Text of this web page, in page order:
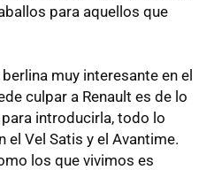
para aquellos que
muy interesante en el
culpar a Renault es de lo
introducirla, todo lo
Vel Satis y el Avantime.
los que vivimos es